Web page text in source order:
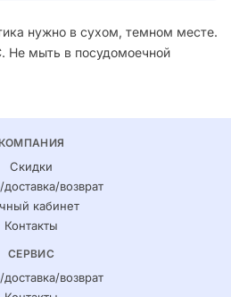
нужно в сухом, темном месте.
Не мыть в посудомоечной
КОМПАНИЯ
Скидки
возврат
кабинет
Контакты
СЕРВИС
возврат